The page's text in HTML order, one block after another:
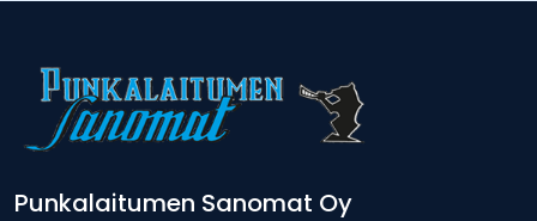
Punkalaitumen Sanomat Oy